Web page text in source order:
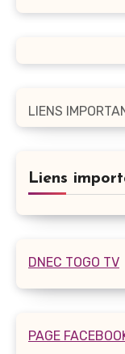
LIENS
Liens
DNEC TOGO TV
PAGE